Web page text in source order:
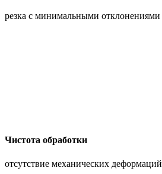
резка с минимальными
Чистота обработки
отсутствие механических